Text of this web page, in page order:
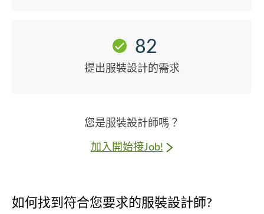
82
提出服裝設計的需求
您是服裝設計師嗎？
加入開始接Job!
如何找到符合您要求的服裝設計師?